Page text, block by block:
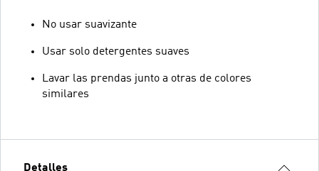
No usar suavizante
Usar solo detergentes suaves
Lavar las prendas junto a otras de colores
similares
Detalles